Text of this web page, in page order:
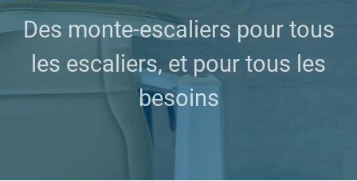
Des monte-escaliers pour tous
les escaliers, et pour tous les
besoins